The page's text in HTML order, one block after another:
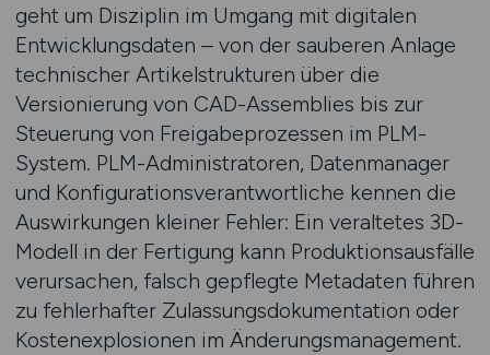
geht um Disziplin im Umgang mit digitalen
Entwicklungsdaten – von der sauberen Anlage
technischer Artikelstrukturen über die
Versionierung von CAD-Assemblies bis zur
Steuerung von Freigabeprozessen im PLM-
System. PLM-Administratoren, Datenmanager
und Konfigurationsverantwortliche kennen die
Auswirkungen kleiner Fehler: Ein veraltetes 3D-
Modell in der Fertigung kann Produktionsausfälle
verursachen, falsch gepflegte Metadaten führen
zu fehlerhafter Zulassungsdokumentation oder
Kostenexplosionen im Änderungsmanagement.